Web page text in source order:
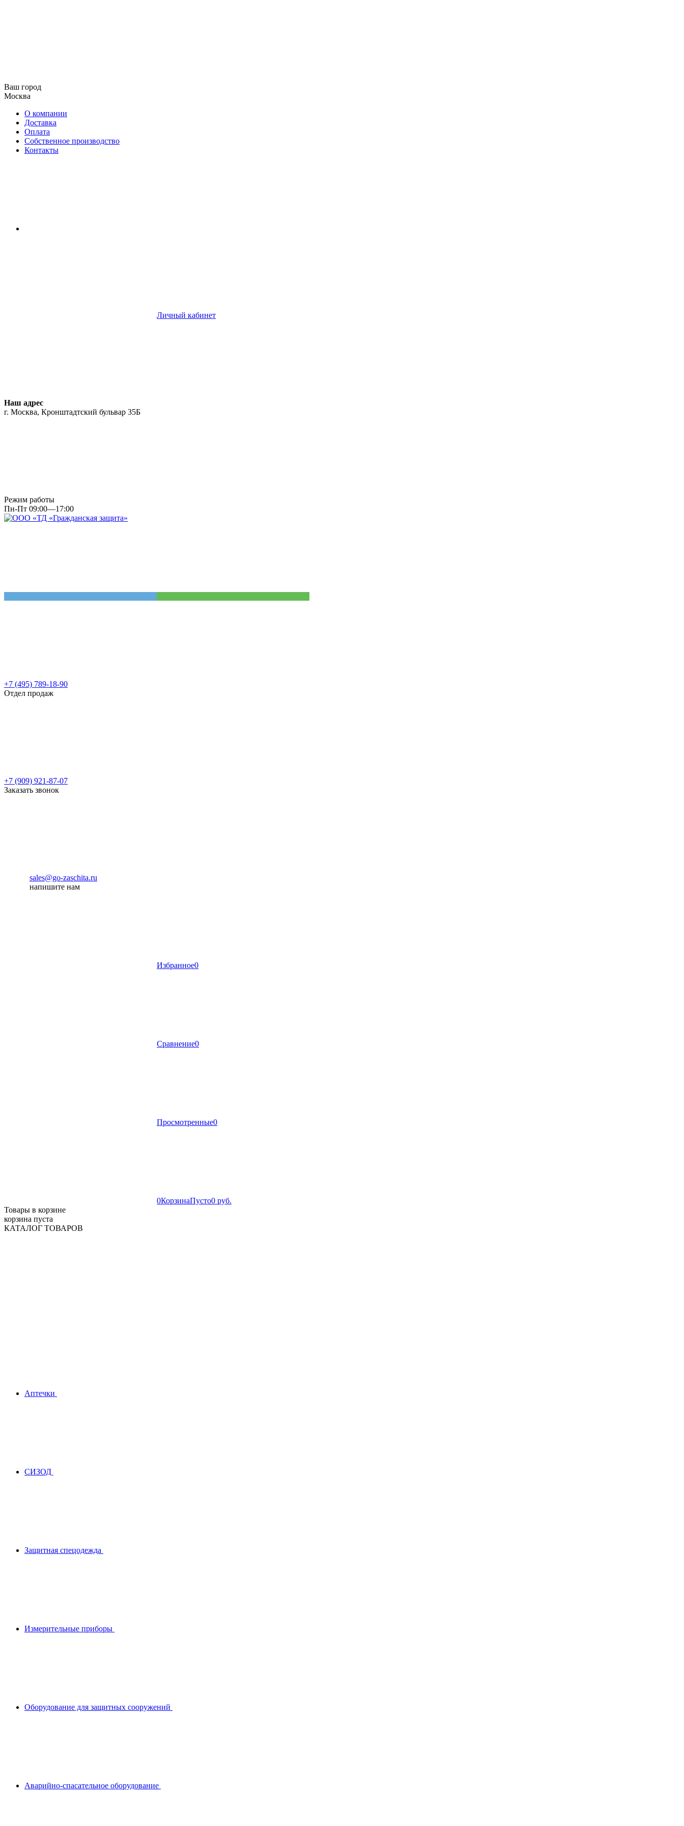
Ваш город
Москва
О компании
Доставка
Оплата
Собственное производство
Контакты
Личный кабинет
Наш адрес
г. Москва, Кронштадтский бульвар 35Б
Режим работы
Пн-Пт 09:00—17:00
+7 (495) 789-18-90
Отдел продаж
+7 (909) 921-87-07
Заказать звонок
sales@go-zaschita.ru
напишите нам
Избранное0
Сравнение0
Просмотренные0
0КорзинаПусто0 руб.
Товары в корзине
корзина пуста
КАТАЛОГ ТОВАРОВ
Аптечки
СИЗОД
Защитная спецодежда
Измерительные приборы
Оборудование для защитных сооружений
Аварийно-спасательное оборудование